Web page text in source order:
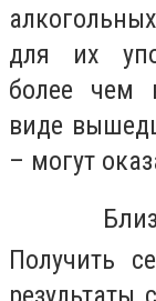
для их
более чем
виде
– могут
Получить